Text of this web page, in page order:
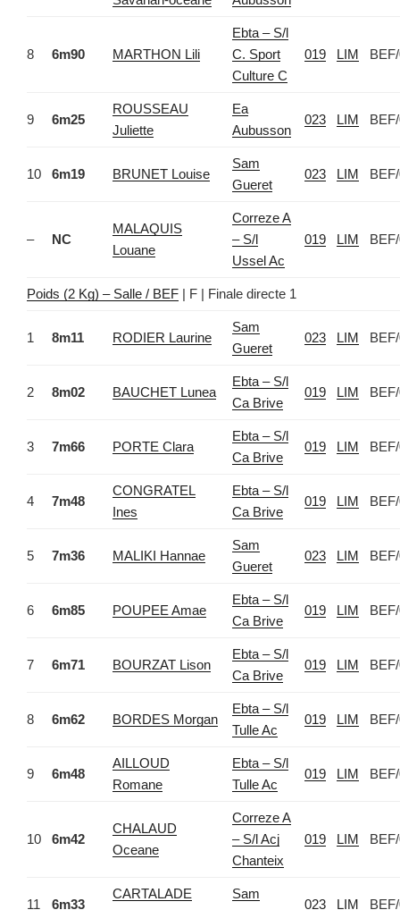
8 6m90 MARTHON Lili
Ebta – S/l
C. Sport
Culture C
019 LIM
9 6m25
ROUSSEAU
Juliette
Ea
Aubusson
023 LIM
10 6m19 BRUNET Louise
Sam
Gueret
023 LIM
– NC
MALAQUIS
Louane
Correze A
– S/l
Ussel Ac
019 LIM
Poids (2 Kg) – Salle / BEF | F | Finale directe 1
1 8m11 RODIER Laurine
Sam
Gueret
023 LIM
2 8m02 BAUCHET Lunea
Ebta – S/l
Ca Brive
019 LIM
3 7m66 PORTE Clara
Ebta – S/l
Ca Brive
019 LIM
4 7m48
CONGRATEL
Ines
Ebta – S/l
Ca Brive
019 LIM
5 7m36 MALIKI Hannae
Sam
Gueret
023 LIM
6 6m85 POUPEE Amae
Ebta – S/l
Ca Brive
019 LIM
7 6m71 BOURZAT Lison
Ebta – S/l
Ca Brive
019 LIM
8 6m62 BORDES Morgan
Ebta – S/l
Tulle Ac
019 LIM
9 6m48
AILLOUD
Romane
Ebta – S/l
Tulle Ac
019 LIM
10 6m42
CHALAUD
Oceane
Correze A
– S/l Acj
Chanteix
019 LIM
11 6m33
CARTALADE
Sam
023 LIM